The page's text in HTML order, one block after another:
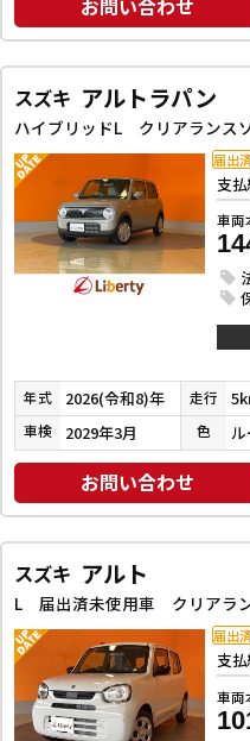
お問い合わせ
スズキ アルトラパン
支
車両
届出
年式 2026(令和8)年 走行
車検 2029年3月 色
お問い合わせ
スズキ アルト
支
車両
届出